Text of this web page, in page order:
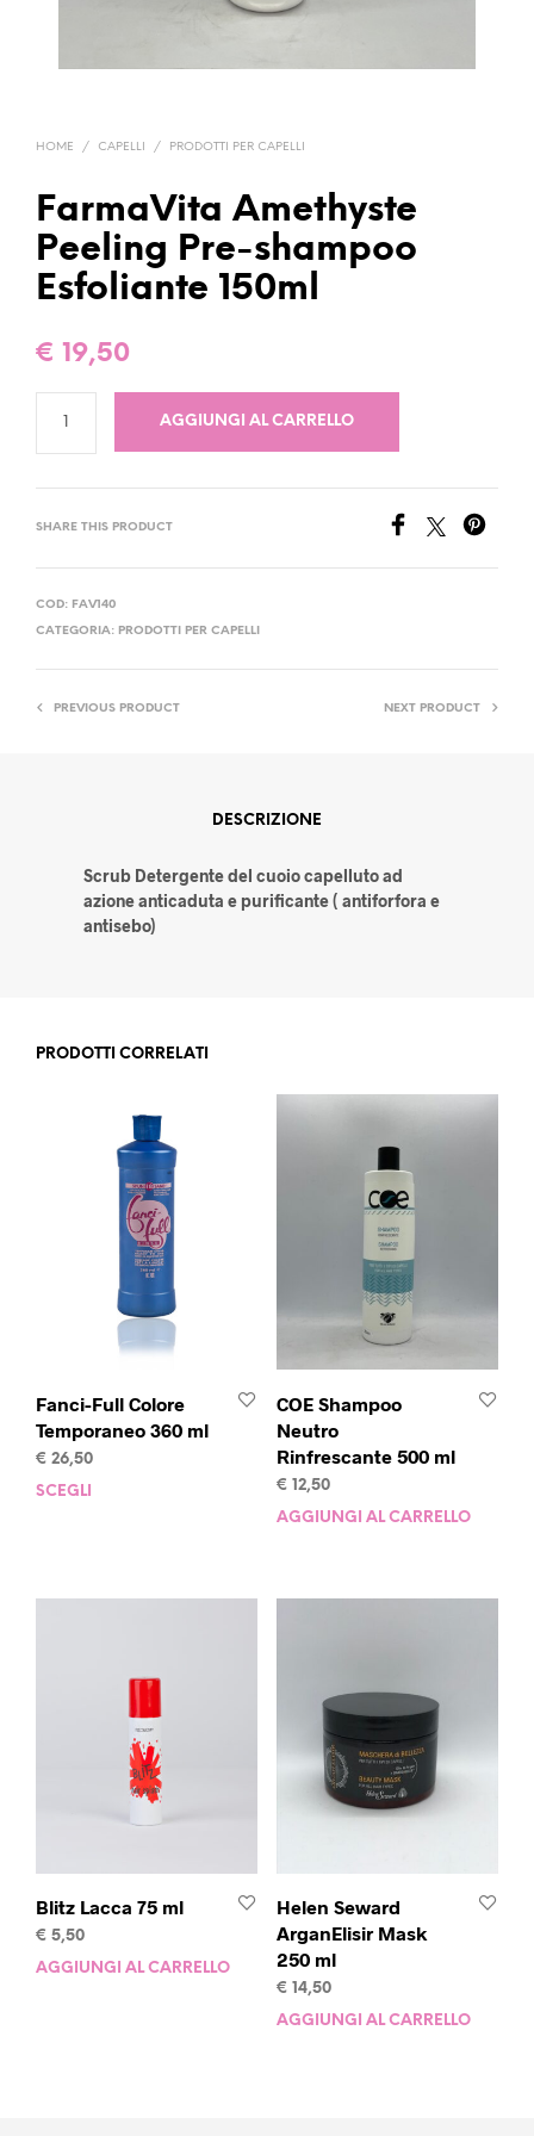
HOME / CAPELLI / PRODOTTI PER CAPELLI
FarmaVita Amethyste
Peeling Pre-shampoo
Esfoliante 150ml
€ 19,50
AGGIUNGI AL CARRELLO
SHARE THIS PRODUCT
COD: FAV140
CATEGORIA: PRODOTTI PER CAPELLI
PREVIOUS PRODUCT NEXT PRODUCT
DESCRIZIONE
Scrub Detergente del cuoio capelluto ad
azione anticaduta e purificante ( antiforfora e
antisebo)
PRODOTTI CORRELATI
Fanci-Full Colore
Temporaneo 360 ml
€ 26,50
SCEGLI
Questo
prodotto
varianti.
COE Shampoo
Neutro
Rinfrescante 500 ml
€ 12,50
AGGIUNGI AL CARRELLO
Blitz Lacca 75 ml
€ 5,50
AGGIUNGI AL CARRELLO
Helen Seward
ArganElisir Mask
250 ml
€ 14,50
AGGIUNGI AL CARRELLO